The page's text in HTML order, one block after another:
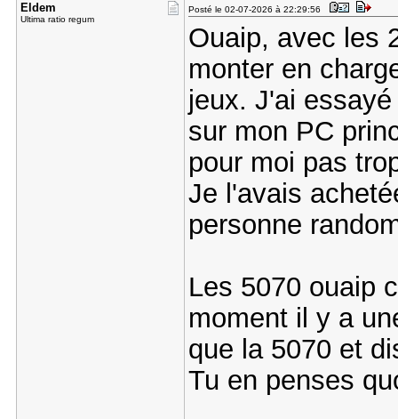
Eldem
Ultima ratio regum
Posté le 02-07-2026 à 22:29:56
Ouaip, avec les
monter en
jeux. J'ai
sur mon PC
pour moi pas
Je l'avais
personne
Les 5070 ouaip
moment il y a
que la 5070 et
Tu en penses